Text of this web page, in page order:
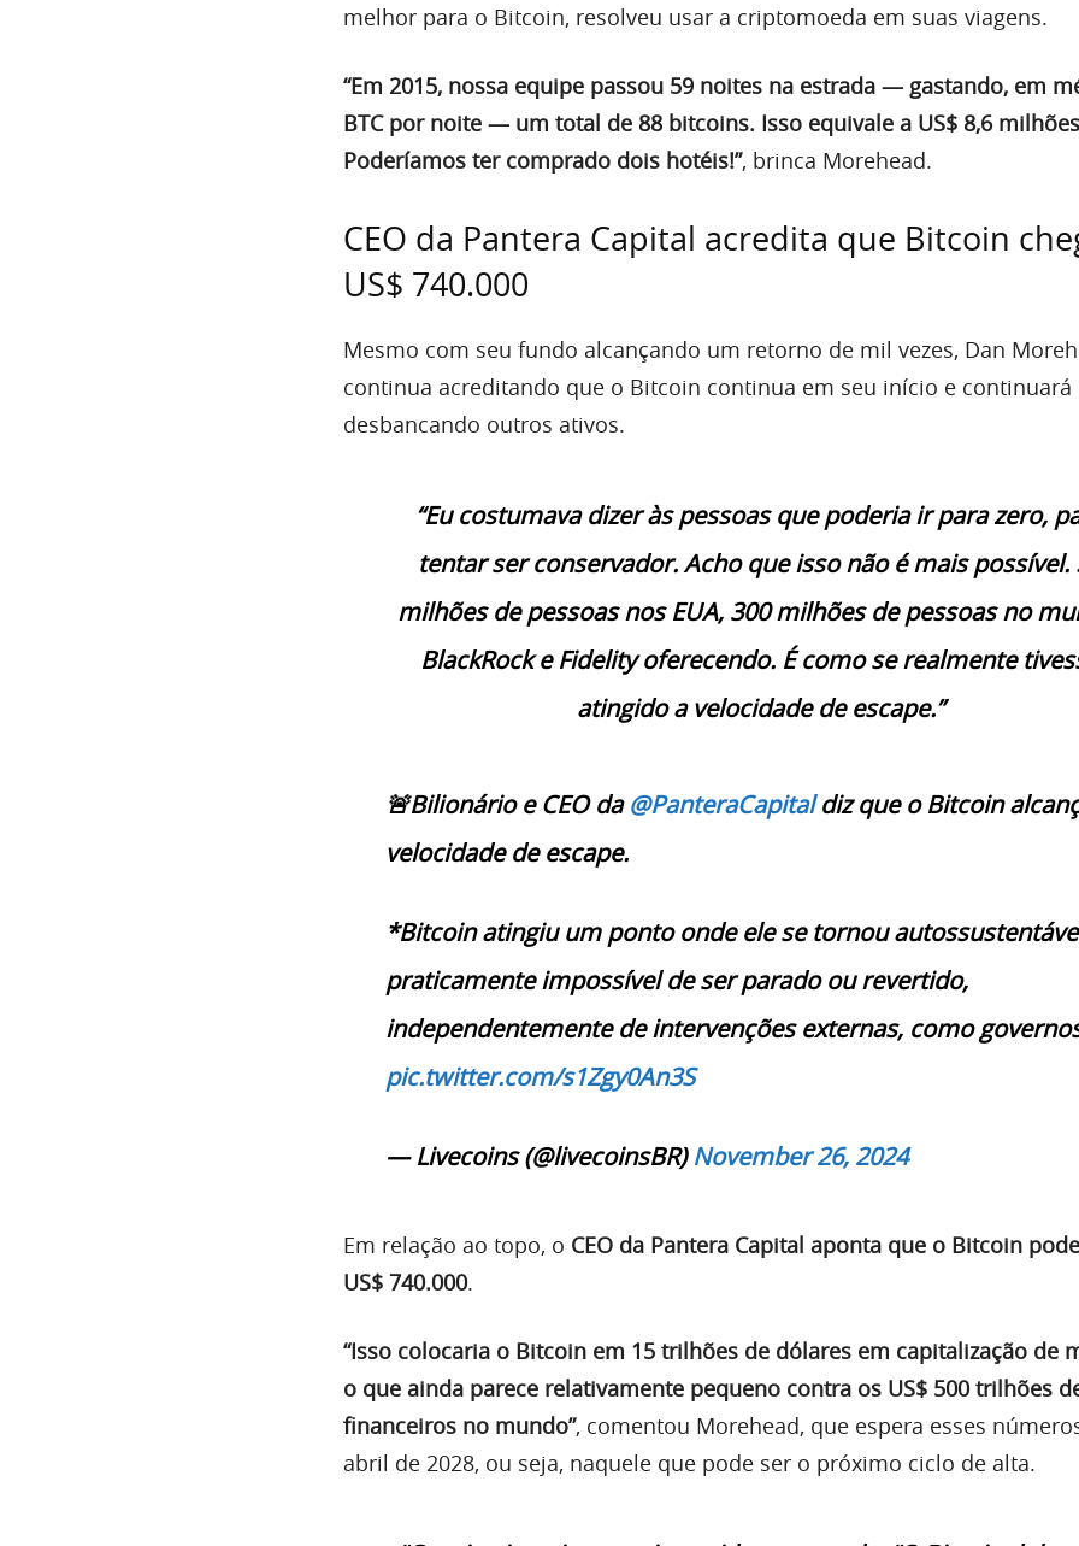
melhor para o Bitcoin, resolveu usar a criptomoeda em suas viagens.
“Em 2015, nossa equipe passou 59 noites na estrada — gastando, em
BTC por noite — um total de 88 bitcoins. Isso equivale a US$ 8,6
Poderíamos ter comprado dois hotéis!”, brinca Morehead.
CEO da Pantera Capital acredita que Bitcoin
US$ 740.000
Mesmo com seu fundo alcançando um retorno de mil vezes, Dan
continua acreditando que o Bitcoin continua em seu início e continuará
desbancando outros ativos.
“Eu costumava dizer às pessoas que poderia ir para zero,
tentar ser conservador. Acho que isso não é mais possível.
milhões de pessoas nos EUA, 300 milhões de pessoas no
BlackRock e Fidelity oferecendo. É como se realmente
atingido a velocidade de escape.”
🚨Bilionário e CEO da@PanteraCapitaldiz que o Bitcoin
velocidade de escape.
*Bitcoin atingiu um ponto onde ele se tornou
praticamente impossível de ser parado ou revertido,
independentemente de intervenções externas, como
pic.twitter.com/s1Zgy0An3S
— Livecoins (@livecoinsBR)November 26, 2024
Em relação ao topo, o CEO da Pantera Capital aponta que o Bitcoin
US$ 740.000.
“Isso colocaria o Bitcoin em 15 trilhões de dólares em capitalização de
o que ainda parece relativamente pequeno contra os US$ 500 trilhões
financeiros no mundo”, comentou Morehead, que espera esses
abril de 2028, ou seja, naquele que pode ser o próximo ciclo de alta.